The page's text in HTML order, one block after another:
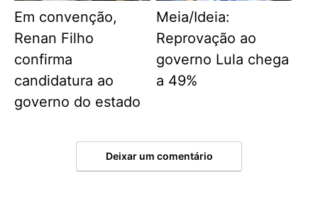
Em convenção,
Renan Filho
confirma
candidatura ao
governo do estado
Meia/Ideia:
Reprovação ao
governo Lula chega
a 49%
Deixar um comentário